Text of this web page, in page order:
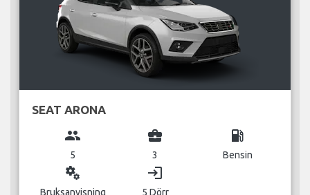
SEAT ARONA
group
5
business_center
3
local_gas_station
Bensin
miscellaneous_services
Bruksanvisning
login
5 Dörr